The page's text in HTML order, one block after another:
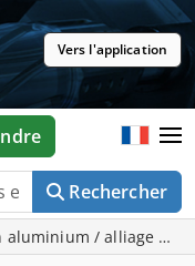
Vers l'application
Rechercher
aluminium / alliage